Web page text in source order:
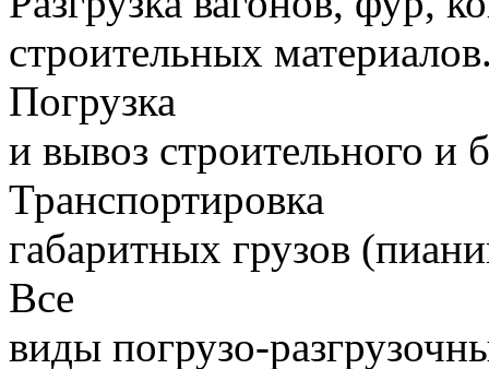
строительных
Погрузка
и вывоз строительного и
Транспортировка
габаритных грузов
Все
виды погрузо-